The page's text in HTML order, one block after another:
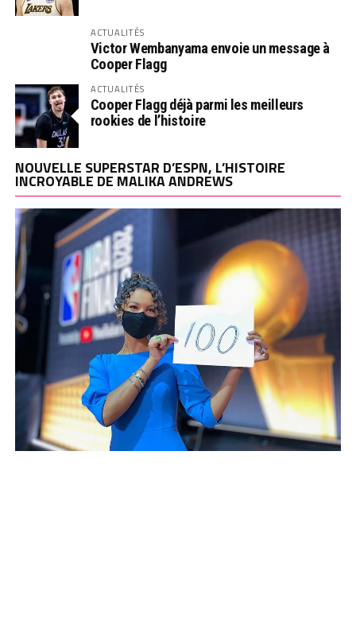
ACTUALITÉS
Victor Wembanyama envoie un message à
Cooper Flagg
ACTUALITÉS
Cooper Flagg déjà parmi les meilleurs
rookies de l’histoire
NOUVELLE SUPERSTAR D’ESPN, L’HISTOIRE
INCROYABLE DE MALIKA ANDREWS